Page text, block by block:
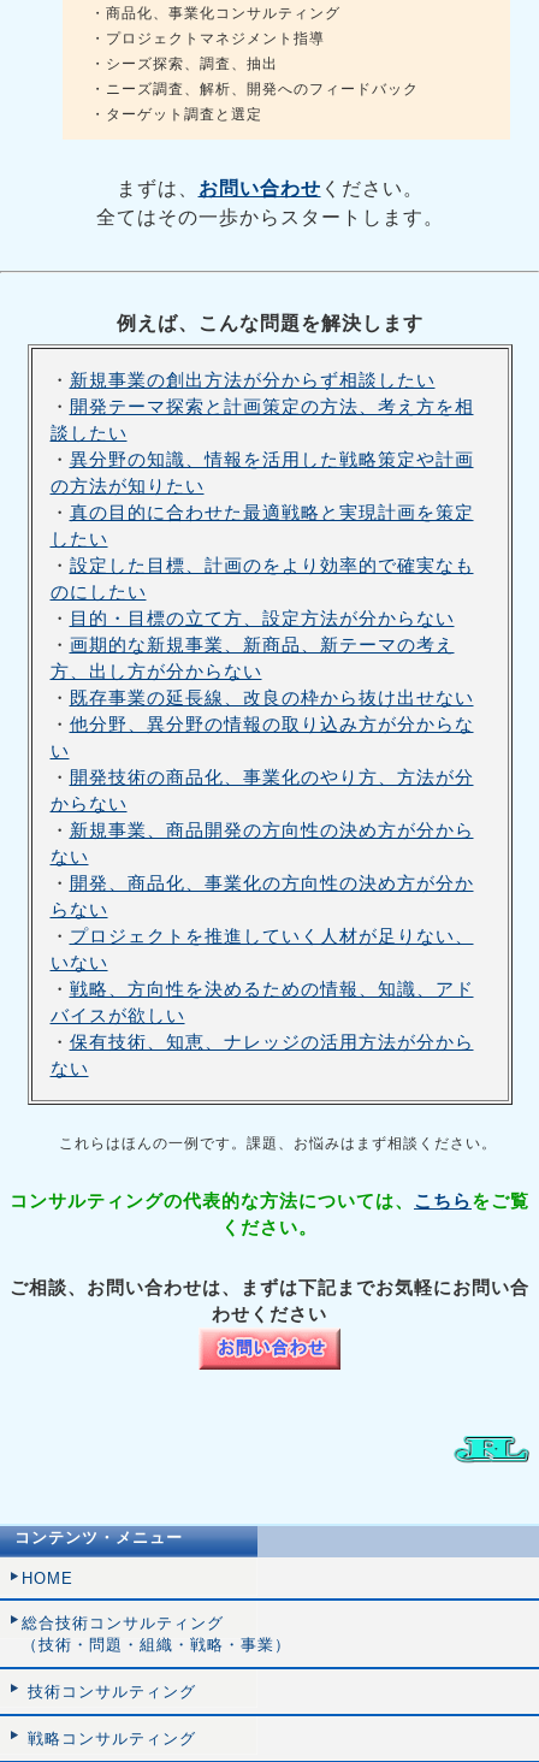
・商品化、事業化コンサルティング
・プロジェクトマネジメント指導
・シーズ探索、調査、抽出
・ニーズ調査、解析、開発へのフィードバック
・ターゲット調査と選定
まずは、 お問い合わせ ください。
全てはその一歩からスタートします。
例えば、こんな問題を解決します
・ 新規事業の創出方法が分からず相談したい
・ 開発テーマ探索と計画策定の方法、考え方を相
談したい
・ 異分野の知識、情報を活用した戦略策定や計画
の方法が知りたい
・ 真の目的に合わせた最適戦略と実現計画を策定
したい
・ 設定した目標、計画のをより効率的で確実なも
のにしたい
・
目的・目標の立て方、設定方法が分からない
・ 画期的な新規事業、新商品、新テーマの考え
方、出し方が分からない
・ 既存事業の延長線、改良の枠から抜け出せない
・ 他分野、異分野の情報の取り込み方が分からな
い
・ 開発技術の商品化、事業化のやり方、方法が分
からない
・ 新規事業、商品開発の方向性の決め方が分から
ない
・ 開発、商品化、事業化の方向性の決め方が分か
らない
・ プロジェクトを推進していく人材が足りない、
いない
・ 戦略、方向性を決めるための情報、知識、アド
バイスが欲しい
・ 保有技術、知恵、ナレッジの活用方法が分から
ない
これらはほんの一例です。課題、お悩みはまず相談ください。
コンサルティングの代表的な方法については、 こちらをご覧
ください。
ご相談、お問い合わせは、まずは下記までお気軽にお問い合
わせください
コンテンツ・メニュー
HOME
総合技術コンサルティング
（技術・問題・組織・戦略・事業）
技術コンサルティング
戦略コンサルティング